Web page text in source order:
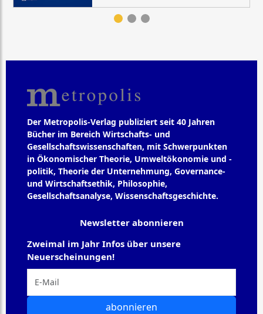
Der Metropolis-Verlag publiziert seit 40 Jahren
Bücher im Bereich Wirtschafts- und
Gesellschaftswissenschaften, mit Schwerpunkten
in Ökonomischer Theorie, Umweltökonomie und -
politik, Theorie der Unternehmung, Governance-
und Wirtschaftsethik, Philosophie,
Gesellschaftsanalyse, Wissenschaftsgeschichte.
Newsletter abonnieren
Zweimal im Jahr Infos über unsere
Neuerscheinungen!
abonnieren